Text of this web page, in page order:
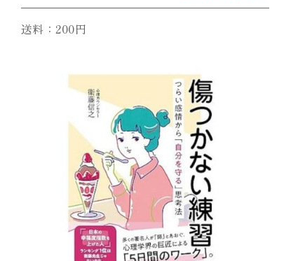
送料：200円